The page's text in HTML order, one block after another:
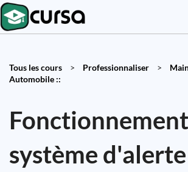
Tous les cours > Professionnaliser >
Automobile ::
système